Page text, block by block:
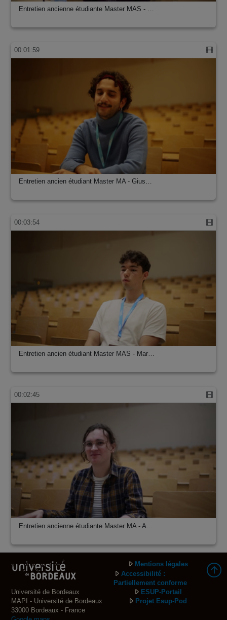
Entretien ancienne étudiante Master MAS - …
00:01:59
Entretien ancien étudiant Master MA - Gius…
00:03:54
Entretien ancien étudiant Master MAS - Mar…
00:02:45
Entretien ancienne étudiante Master MA - A…
Université de Bordeaux
MAPI - Université de Bordeaux
33000 Bordeaux - France
Mentions légales
Accessibilité :
Partiellement conforme
ESUP-Portail
Projet Esup-Pod